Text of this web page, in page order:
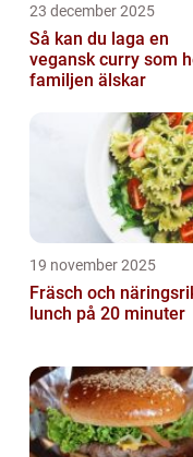
23 december 2025
Så kan du laga en
vegansk curry som
familjen älskar
19 november 2025
Fräsch och
lunch på 20 minuter